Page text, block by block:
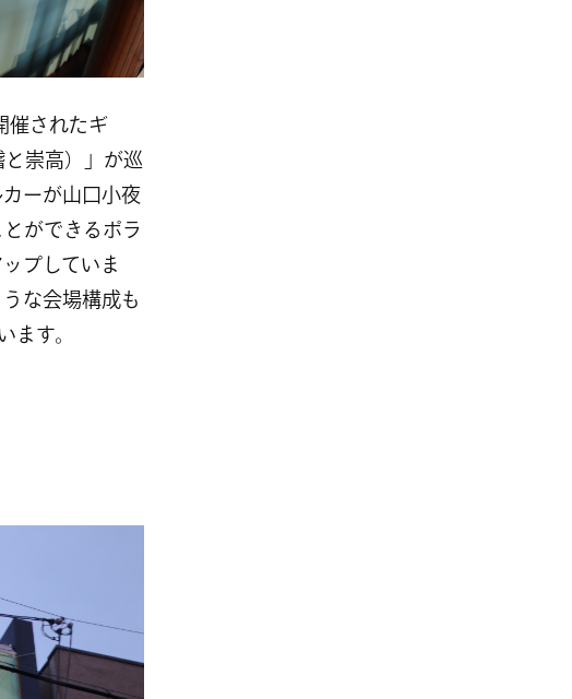
催されたギ
崇高）」が巡
ーが山口小夜
ができるポラ
プしていま
な会場構成も
す。